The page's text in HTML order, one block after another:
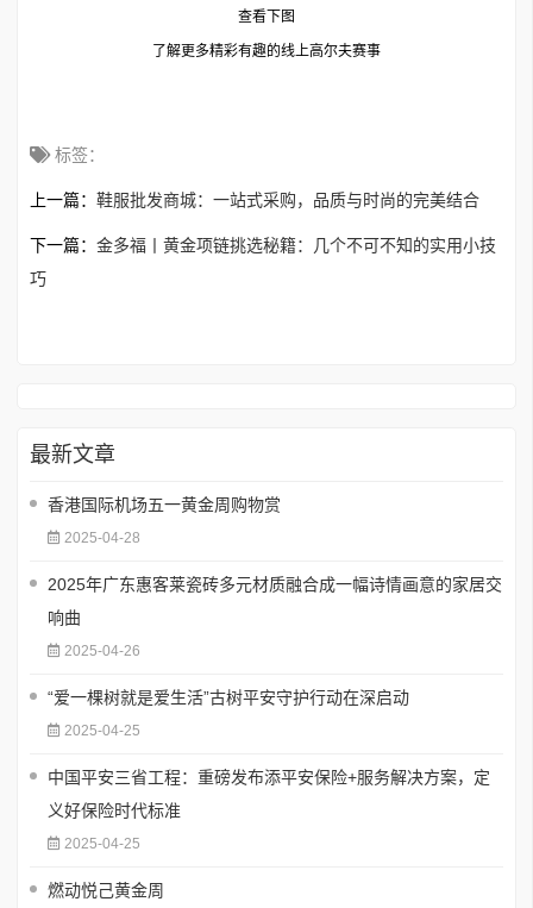
查看下图
了解更多精彩有趣的线上高尔夫赛事
标签：
上一篇： 鞋服批发商城：一站式采购，品质与时尚的完美结合
下一篇： 金多福丨黄金项链挑选秘籍：几个不可不知的实用小技
巧
最新文章
香港国际机场五一黄金周购物赏
2025-04-28
2025年广东惠客莱瓷砖多元材质融合成一幅诗情画意的家居交
响曲
2025-04-26
“爱一棵树就是爱生活”古树平安守护行动在深启动
2025-04-25
中国平安三省工程：重磅发布添平安保险+服务解决方案，定
义好保险时代标准
2025-04-25
燃动悦己黄金周